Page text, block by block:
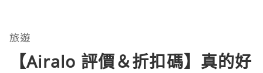
旅遊
【Airalo 評價＆折扣碼】真的好